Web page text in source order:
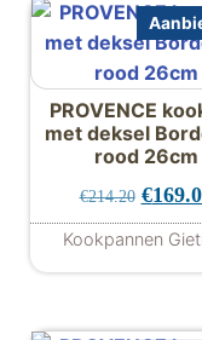
PROVENCE
met deksel
rood 26cm
€214.20 €
Kookpannen